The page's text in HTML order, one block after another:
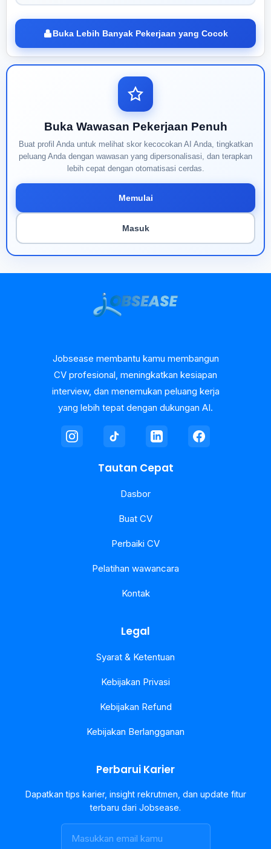
Buka Lebih Banyak Pekerjaan yang Cocok
Buka Wawasan Pekerjaan Penuh
Buat profil Anda untuk melihat skor kecocokan AI Anda, tingkatkan
peluang Anda dengan wawasan yang dipersonalisasi, dan terapkan
lebih cepat dengan otomatisasi cerdas.
Memulai
Masuk
Jobsease membantu kamu membangun
CV profesional, meningkatkan kesiapan
interview, dan menemukan peluang kerja
yang lebih tepat dengan dukungan AI.
Tautan Cepat
Dasbor
Buat CV
Perbaiki CV
Pelatihan wawancara
Kontak
Legal
Syarat & Ketentuan
Kebijakan Privasi
Kebijakan Refund
Kebijakan Berlangganan
Perbarui Karier
Dapatkan tips karier, insight rekrutmen, dan update fitur
terbaru dari Jobsease.